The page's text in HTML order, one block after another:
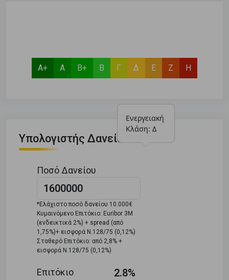
Α+ Α Β+ Β Γ Δ
Ενεργειακή
Κλάση: Δ
Ε Ζ Η
Υπολογιστής Δανείου
Ποσό Δανείου
*Ελάχιστο ποσό δανείου 10.000€
Κυμαινόμενο Επιτόκιο: Euribor 3M
(ενδεικτικά 2%) + spread (από
1,75%)+ εισφορά Ν.128/75 (0,12%)
Σταθερό Επιτόκιο: από 2,8% +
εισφορά Ν.128/75 (0,12%)
Επιτόκιο 2.8%